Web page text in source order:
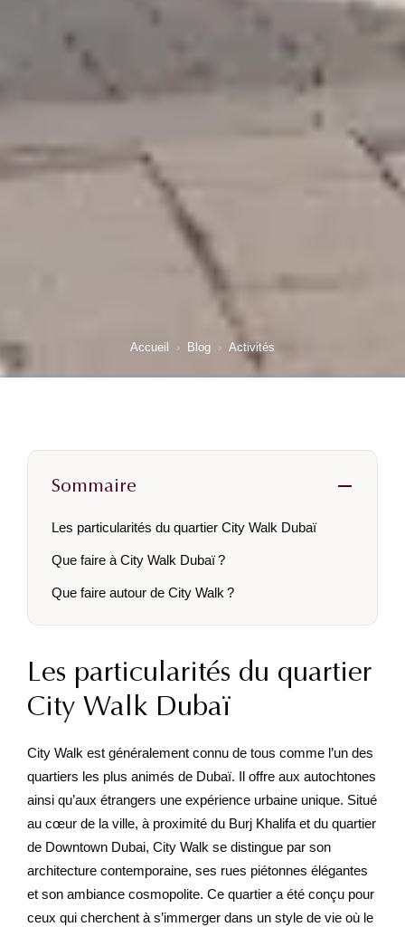
Accueil › Blog › Activités
Sommaire
Les particularités du quartier City Walk Dubaï
Que faire à City Walk Dubaï ?
Que faire autour de City Walk ?
Les particularités du quartier
City Walk Dubaï
City Walk est généralement connu de tous comme l’un des
quartiers les plus animés de Dubaï. Il offre aux autochtones
ainsi qu’aux étrangers une expérience urbaine unique. Situé
au cœur de la ville, à proximité du Burj Khalifa et du quartier
de Downtown Dubai, City Walk se distingue par son
architecture contemporaine, ses rues piétonnes élégantes
et son ambiance cosmopolite. Ce quartier a été conçu pour
ceux qui cherchent à s’immerger dans un style de vie où le